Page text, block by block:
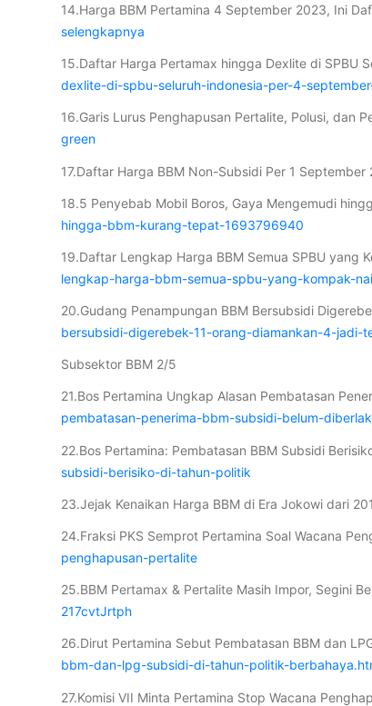
14.Harga BBM Pertamina 4 September 2023, Ini
selengkapnya
15.Daftar Harga Pertamax hingga Dexlite di SPBU
dexlite-di-spbu-seluruh-indonesia-per-4-
16.Garis Lurus Penghapusan Pertalite, Polusi, dan
green
17.Daftar Harga BBM Non-Subsidi Per 1 September
18.5 Penyebab Mobil Boros, Gaya Mengemudi
hingga-bbm-kurang-tepat-1693796940
19.Daftar Lengkap Harga BBM Semua SPBU yang
lengkap-harga-bbm-semua-spbu-yang-kompak-
20.Gudang Penampungan BBM Bersubsidi
bersubsidi-digerebek-11-orang-diamankan-4-jadi-
Subsektor BBM 2/5
21.Bos Pertamina Ungkap Alasan Pembatasan
pembatasan-penerima-bbm-subsidi-belum-
22.Bos Pertamina: Pembatasan BBM Subsidi
subsidi-berisiko-di-tahun-politik
23.Jejak Kenaikan Harga BBM di Era Jokowi dari
24.Fraksi PKS Semprot Pertamina Soal Wacana
penghapusan-pertalite
25.BBM Pertamax & Pertalite Masih Impor, Segini
217cvtJrtph
26.Dirut Pertamina Sebut Pembatasan BBM dan
bbm-dan-lpg-subsidi-di-tahun-politik-
27.Komisi VII Minta Pertamina Stop Wacana